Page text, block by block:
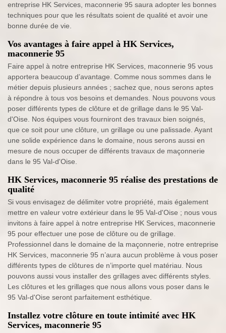
entreprise HK Services, maconnerie 95 saura adopter les bonnes
techniques pour que les résultats soient de qualité et avoir une
bonne durée de vie.
Vos avantages à faire appel à HK Services,
maconnerie 95
Faire appel à notre entreprise HK Services, maconnerie 95 vous
apportera beaucoup d’avantage. Comme nous sommes dans le
métier depuis plusieurs années ; sachez que, nous serons aptes
à répondre à tous vos besoins et demandes. Nous pouvons vous
poser différents types de clôture et de grillage dans le 95 Val-
d'Oise. Nos équipes vous fourniront des travaux bien soignés,
que ce soit pour une clôture, un grillage ou une palissade. Ayant
une solide expérience dans le domaine, nous serons aussi en
mesure de nous occuper de différents travaux de maçonnerie
dans le 95 Val-d'Oise.
HK Services, maconnerie 95 réalise des prestations de
qualité
Si vous envisagez de délimiter votre propriété, mais également
mettre en valeur votre extérieur dans le 95 Val-d'Oise ; nous vous
invitons à faire appel à notre entreprise HK Services, maconnerie
95 pour effectuer une pose de clôture ou de grillage.
Professionnel dans le domaine de la maçonnerie, notre entreprise
HK Services, maconnerie 95 n’aura aucun problème à vous poser
différents types de clôtures de n’importe quel matériau. Nous
pouvons aussi vous installer des grillages avec différents styles.
Les clôtures et les grillages que nous allons vous poser dans le
95 Val-d'Oise seront parfaitement esthétique.
Installez votre clôture en toute intimité avec HK
Services, maconnerie 95